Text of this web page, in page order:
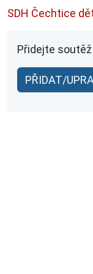
SDH Čechtice
Přidejte
PŘIDAT/